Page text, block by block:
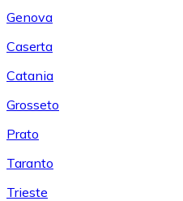
Genova
Caserta
Catania
Grosseto
Prato
Taranto
Trieste